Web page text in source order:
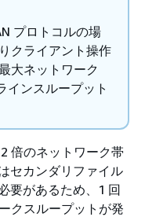
プロトコルの場
クライアント操作
大ネットワーク
インスループット
倍のネットワーク帯
セカンダリファイル
要があるため、1 回
クスループットが発